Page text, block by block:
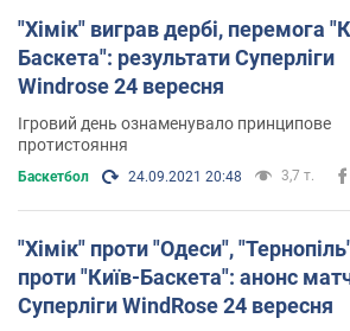
"Хімік" виграв дербі, перемога
Баскета": результати Суперліги
Windrose 24 вересня
Ігровий день ознаменувало принципове
протистояння
Баскетбол 24.09.2021 20:48 3,7 т.
"Хімік" проти "Одеси",
проти "Київ-Баскета": анонс
Суперліги WindRose 24 вересня